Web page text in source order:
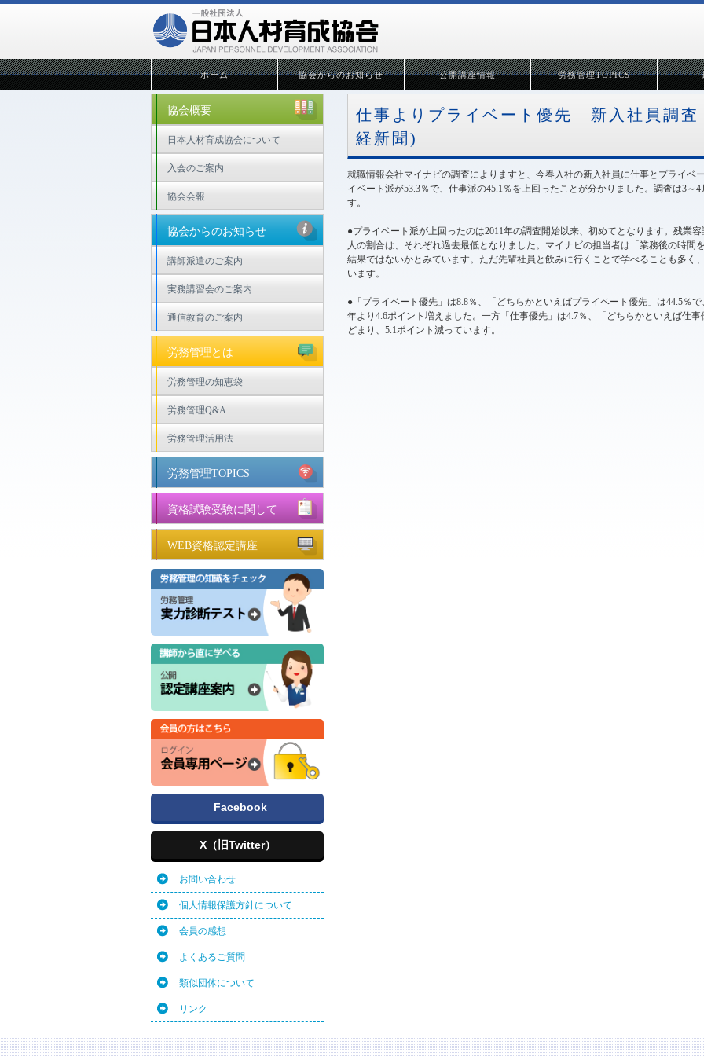
ホーム 協会からのお知らせ 公開講座情報 労務管理TOPICS
仕事よりプライベート優先 新入社員調
経新聞)
就職情報会社マイナビの調査によりますと、今春入社の新入社員に仕事とプライベ
イベート派が53.3％で、仕事派の45.1％を上回ったことが分かりました。調査は3～
す。
●プライベート派が上回ったのは2011年の調査開始以来、初めてとなります。残業
人の割合は、それぞれ過去最低となりました。マイナビの担当者は「業務後の時間
結果ではないかとみています。ただ先輩社員と飲みに行くことで学べることも多く
います。
●「プライベート優先」は8.8％、「どちらかといえばプライベート優先」は44.5％
年より4.6ポイント増えました。一方「仕事優先」は4.7％、「どちらかといえば仕
どまり、5.1ポイント減っています。
協会概要
日本人材育成協会について
入会のご案内
協会会報
協会からのお知らせ
講師派遣のご案内
実務講習会のご案内
通信教育のご案内
労務管理とは
労務管理の知恵袋
労務管理Q&A
労務管理活用法
労務管理TOPICS
資格試験受験に関して
WEB資格認定講座
Facebook
X（旧Twitter）
お問い合わせ
個人情報保護方針について
会員の感想
よくあるご質問
類似団体について
リンク